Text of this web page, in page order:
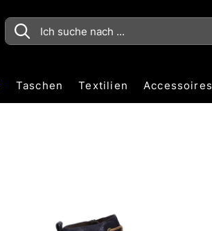
Taschen Textilien Accessoires